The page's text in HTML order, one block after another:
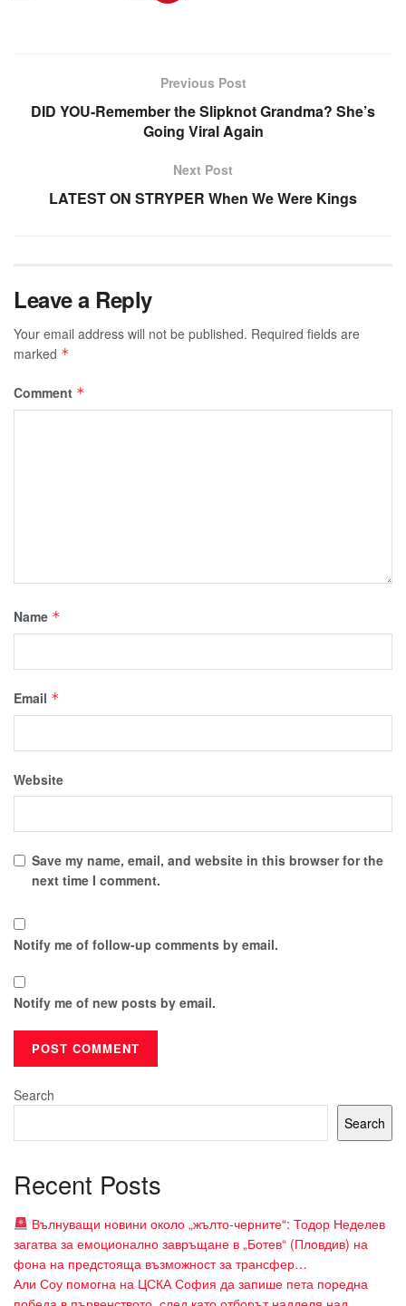
Previous Post
DID YOU-Remember the Slipknot Grandma? She’s
Going Viral Again
Next Post
LATEST ON STRYPER When We Were Kings
Leave a Reply
Your email address will not be published. Required fields are
marked *
Comment *
Name *
Email *
Website
Save my name, email, and website in this browser for the
next time I comment.
Notify me of follow-up comments by email.
Notify me of new posts by email.
Search
Search
Recent Posts
Вълнуващи новини около „жълто-черните“: Тодор Неделев
загатва за емоционално завръщане в „Ботев“ (Пловдив) на
фона на предстояща възможност за трансфер…
Али Соу помогна на ЦСКА София да запише пета поредна